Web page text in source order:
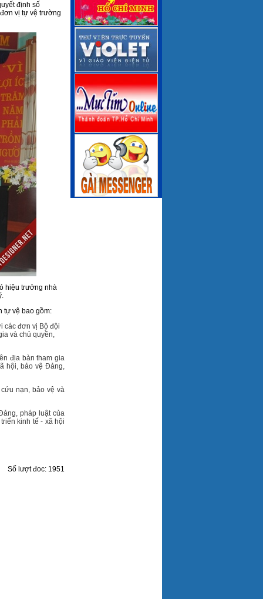
định số
vị tự vệ trường
hiệu trưởng nhà
tự vệ bao gồm:
các đơn vị Bộ đội
và chủ quyền,
địa bàn tham gia
hội, bảo vệ Đảng,
nạn, bảo vệ và
pháp luật của
kinh tế - xã hội
Số lượt đoc: 1951